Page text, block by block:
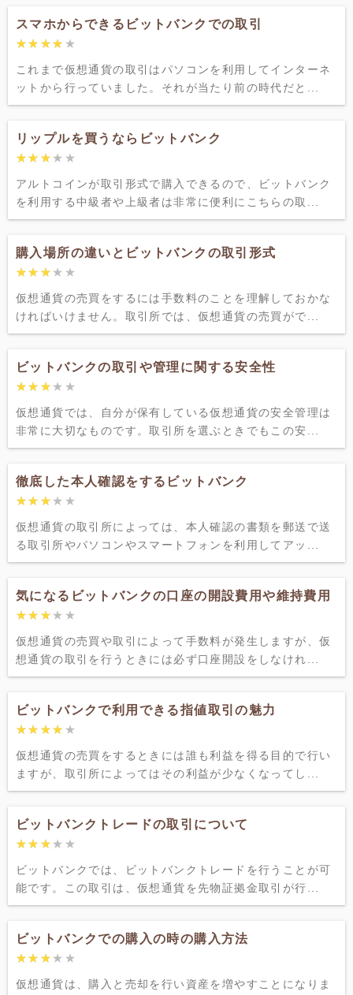
スマホからできるビットバンクでの取引
★★★★★
★★★★★
これまで仮想通貨の取引はパソコンを利用してインターネ
ットから行っていました。それが当たり前の時代だと...
リップルを買うならビットバンク
★★★★★
★★★★★
アルトコインが取引形式で購入できるので、ビットバンク
を利用する中級者や上級者は非常に便利にこちらの取...
購入場所の違いとビットバンクの取引形式
★★★★★
★★★★★
仮想通貨の売買をするには手数料のことを理解しておかな
ければいけません。取引所では、仮想通貨の売買がで...
ビットバンクの取引や管理に関する安全性
★★★★★
★★★★★
仮想通貨では、自分が保有している仮想通貨の安全管理は
非常に大切なものです。取引所を選ぶときでもこの安...
徹底した本人確認をするビットバンク
★★★★★
★★★★★
仮想通貨の取引所によっては、本人確認の書類を郵送で送
る取引所やパソコンやスマートフォンを利用してアッ...
気になるビットバンクの口座の開設費用や維持費用
★★★★★
★★★★★
仮想通貨の売買や取引によって手数料が発生しますが、仮
想通貨の取引を行うときには必ず口座開設をしなけれ...
ビットバンクで利用できる指値取引の魅力
★★★★★
★★★★★
仮想通貨の売買をするときには誰も利益を得る目的で行い
ますが、取引所によってはその利益が少なくなってし...
ビットバンクトレードの取引について
★★★★★
★★★★★
ビットバンクでは、ビットバンクトレードを行うことが可
能です。この取引は、仮想通貨を先物証拠金取引が行...
ビットバンクでの購入の時の購入方法
★★★★★
★★★★★
仮想通貨は、購入と売却を行い資産を増やすことになりま